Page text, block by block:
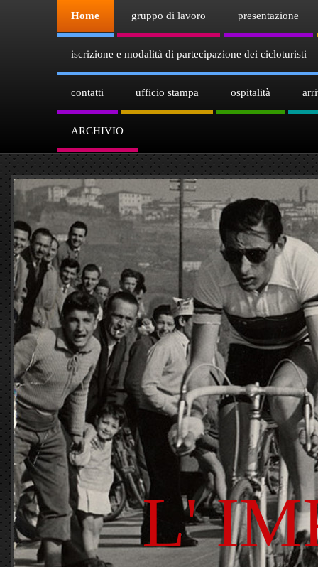
Home gruppo di lavoro presentazione
iscrizione e modalità di partecipazione dei cicloturisti
contatti ufficio stampa ospitalità
ARCHIVIO
L'